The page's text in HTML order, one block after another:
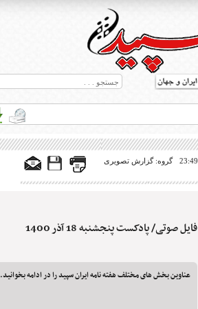
گروه: گزارش تصویری
فایل صوتی/ پادکست پنجشنبه 18 آذر 1400
عناوین بخش های مختلف هفته نامه ایران سپید را در ادامه بخوانید.